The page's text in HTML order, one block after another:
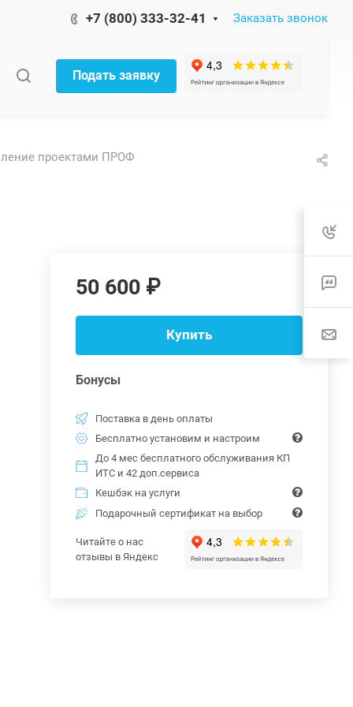
+7 (800) 333-32-41 Заказать звонок
Подать заявку
проектами ПРОФ
50 600 ₽
Купить
Бонусы
Поставка в день оплаты
Бесплатно установим и настроим
До 4 мес бесплатного обслуживания КП
ИТС и 42 доп.сервиса
Кешбэк на услуги
Подарочный сертификат на выбор
Читайте о нас
отзывы в Яндекс